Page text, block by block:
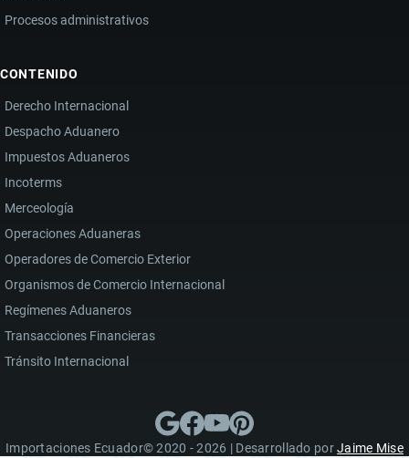
Procesos administrativos
CONTENIDO
Derecho Internacional
Despacho Aduanero
Impuestos Aduaneros
Incoterms
Merceología
Operaciones Aduaneras
Operadores de Comercio Exterior
Organismos de Comercio Internacional
Regímenes Aduaneros
Transacciones Financieras
Tránsito Internacional
Importaciones Ecuador© 2020 - 2026 | Desarrollado porJaime Mise